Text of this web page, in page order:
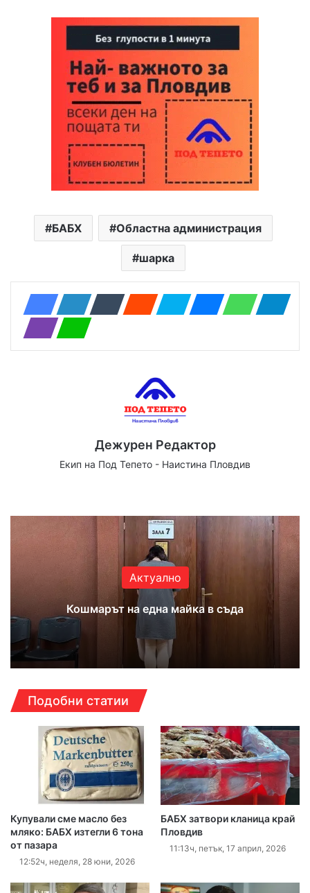
БАБХ Областна администрация
шарка
Дежурен Редактор
Екип на Под Тепето - Наистина Пловдив
Актуално
Кошмарът на една майка в съда
Подобни статии
Купували сме масло без
мляко: БАБХ изтегли 6 тона
от пазара
12:52ч, неделя, 28 юни, 2026
БАБХ затвори кланица край
Пловдив
11:13ч, петък, 17 април, 2026